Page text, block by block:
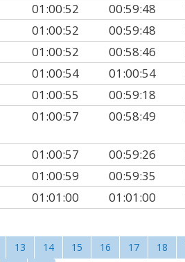
01:00:52 00:59:48
01:00:52 00:59:48
01:00:52 00:58:46
01:00:54 01:00:54
01:00:55 00:59:18
01:00:57 00:58:49
01:00:57 00:59:26
01:00:59 00:59:35
01:01:00 01:01:00
13 14 15 16 17 18